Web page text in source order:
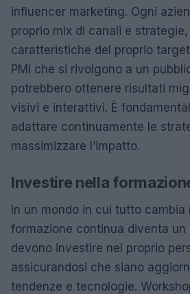
influencer marketing. Ogni
proprio mix di canali e
caratteristiche del proprio
PMI che si rivolgono a un
potrebbero ottenere risultati
visivi e interattivi. È
adattare continuamente le
massimizzare l’impatto.
Investire nella
In un mondo in cui tutto cambia
formazione continua diventa un
devono investire nel proprio
assicurandosi che siano
tendenze e tecnologie.